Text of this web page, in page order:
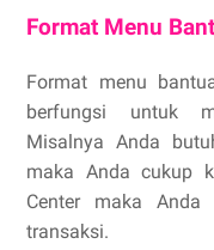
Format Menu
Format menu
berfungsi untuk
Misalnya Anda
maka Anda cukup
Center maka
transaksi.